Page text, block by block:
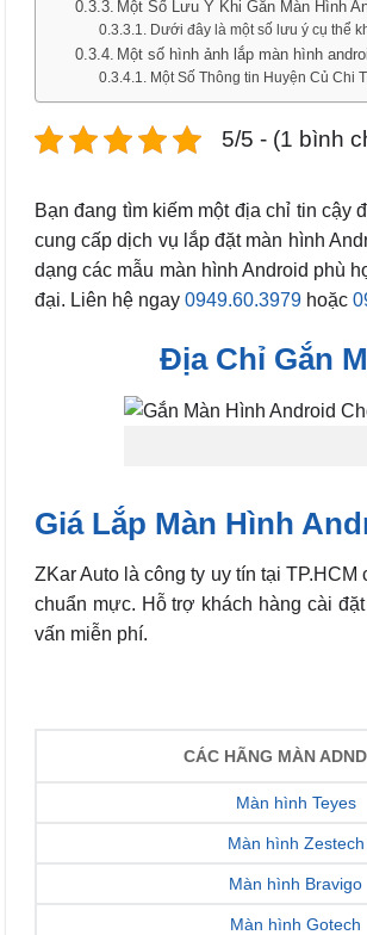
Một Số Lưu Ý Khi Gắn Màn Hình
Dưới đây là một số lưu ý cụ thể
Một số hình ảnh lắp màn hình
Một Số Thông tin Huyện Củ Chi
5/5 - (1 bình
Bạn đang tìm kiếm một địa chỉ tin cậy
cung cấp dịch vụ lắp đặt màn hình
dạng các mẫu màn hình Android phù
đại. Liên hệ ngay 0949.60.3979 hoặc
Địa Chỉ Gắn
Giá Lắp Màn Hình
ZKar Auto là công ty uy tín tại TP.HCM
chuẩn mực. Hỗ trợ khách hàng cài
vấn miễn phí.
CÁC HÃNG MÀN
Màn hình Teyes
Màn hình Zestech
Màn hình Bravigo
Màn hình Gotech